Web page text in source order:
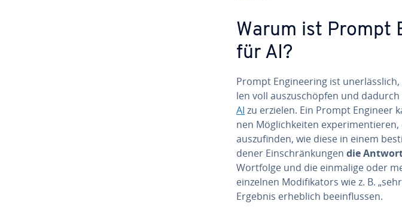
Warum ist Prompt
für AI?
Prompt En­gi­nee­ring ist
len voll aus­zu­schöp­fen und
AI zu erzielen. Ein Prompt Engineer
nen Mög­lich­kei­ten
aus­zu­fin­den, wie diese in einem
de­ner Ein­schrän­kun­gen die
Wortfolge und die einmalige oder
einzelnen Mo­di­fi­ka­tors wie z. B.
Ergebnis erheblich be­ein­flus­sen.